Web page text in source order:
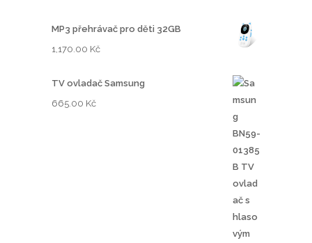
MP3 přehrávač pro děti 32GB
1,170.00 Kč
TV ovladač Samsung
665.00 Kč